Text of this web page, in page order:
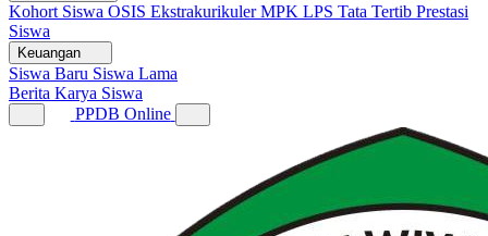
Kohort Siswa OSIS Ekstrakurikuler MPK LPS Tata Tertib Prestasi
Siswa
Keuangan
Siswa Baru Siswa Lama
Berita Karya Siswa
PPDB Online